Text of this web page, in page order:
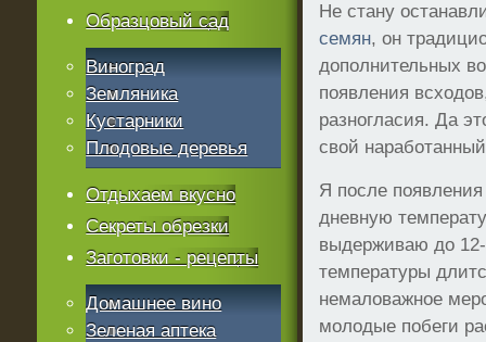
Не стану
семян, он
дополнительных
появления
разногласия. Да
свой
Я после
дневную
выдерживаю до
температуры
немаловажное
молодые побеги
Образцовый сад
Виноград
Земляника
Кустарники
Плодовые деревья
Отдыхаем вкусно
Секреты обрезки
Заготовки - рецепты
Домашнее вино
Зеленая аптека